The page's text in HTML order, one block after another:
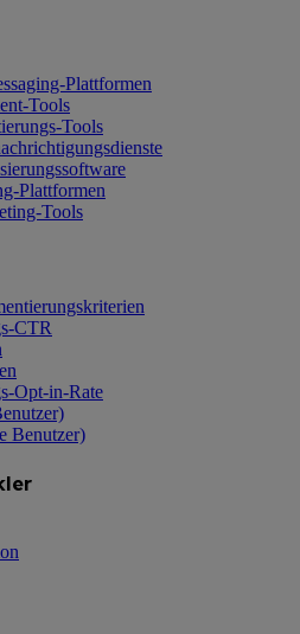
Plattformen
Tools
Tools
Plattformen
Tools
CTR
Opt-in-Rate
Benutzer)